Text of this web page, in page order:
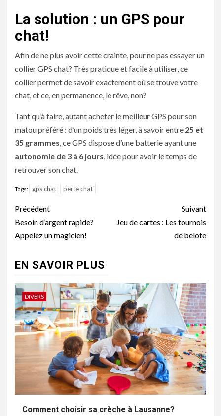
La solution : un GPS pour
chat!
Afin de ne plus avoir cette crainte, pour ne pas essayer un
collier GPS chat? Très pratique et facile à utiliser, ce
collier permet de savoir exactement où se trouve votre
chat, et ce, en permanence, le rêve, non?
Tant qu’à faire, autant acheter le meilleur GPS pour son
matou préféré : d’un poids très léger, à savoir entre 25 et
35 grammes, ce GPS dispose d’une batterie ayant une
autonomie de 3 à 6 jours, idée pour avoir le temps de
retrouver son chat.
Tags: gps chat perte chat
Navigation
d’article
Précédent
Besoin d’argent rapide?
Appelez un magicien!
Suivant
Jeu de cartes : Les tournois
de belote
EN SAVOIR PLUS
DIVERS
Comment choisir sa crèche à Lausanne?